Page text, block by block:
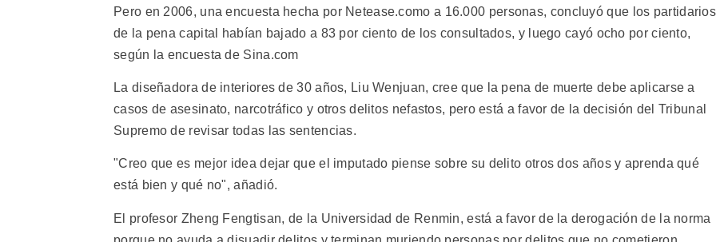
Pero en 2006, una encuesta hecha por Netease.como a 16.000 personas, concluyó que los partidarios
de la pena capital habían bajado a 83 por ciento de los consultados, y luego cayó ocho por ciento,
según la encuesta de Sina.com
La diseñadora de interiores de 30 años, Liu Wenjuan, cree que la pena de muerte debe aplicarse a
casos de asesinato, narcotráfico y otros delitos nefastos, pero está a favor de la decisión del Tribunal
Supremo de revisar todas las sentencias.
"Creo que es mejor idea dejar que el imputado piense sobre su delito otros dos años y aprenda qué
está bien y qué no", añadió.
El profesor Zheng Fengtisan, de la Universidad de Renmin, está a favor de la derogación de la norma